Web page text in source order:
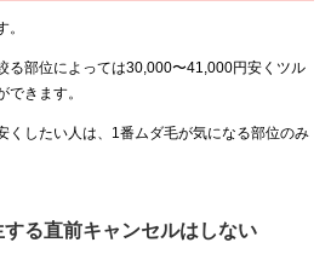
る部位によっては30,000〜41,000円安くツル
きます。
くしたい人は、1番ムダ毛が気になる部位のみ
る直前キャンセルはしない